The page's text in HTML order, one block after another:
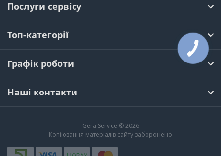
Послуги сервісу
Топ-категорії
Графік роботи
Наші контакти
Gera Service © 2026
Копіювання матеріалів сайту заборонено
КНОПКА
ЗВ'ЯЗКУ